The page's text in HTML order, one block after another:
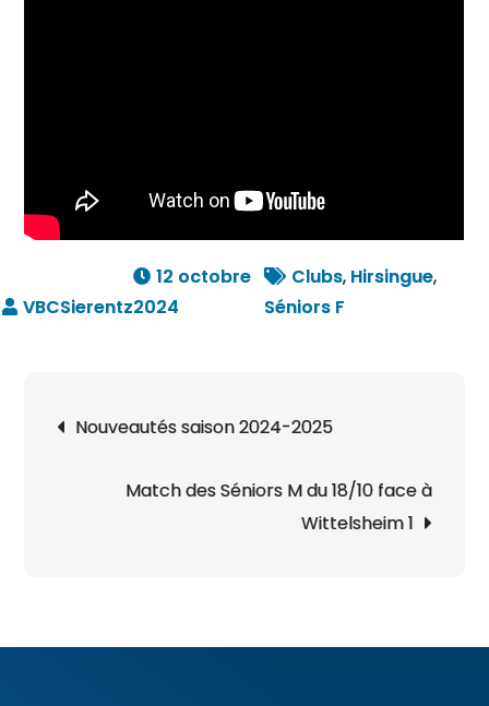
12 octobre
2024
Clubs, Hirsingue,
Séniors F
Navigation
de
l’article
Nouveautés saison 2024-2025
Match des Séniors M du 18/10 face à
Wittelsheim 1